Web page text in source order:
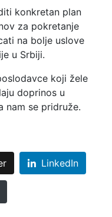
konkretan plan
za pokretanje
na bolje uslove
u Srbiji.
koji žele
doprinos u
nam se pridruže.
LinkedIn